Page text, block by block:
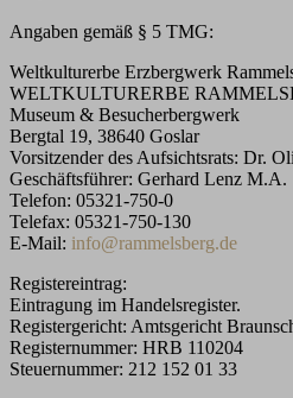
Angaben gemäß § 5 TMG:
Weltkulturerbe Erzbergwerk
WELTKULTURERBE
Museum & Besucherbergwerk
Bergtal 19, 38640 Goslar
Vorsitzender des Aufsichtsrats: Dr.
Geschäftsführer: Gerhard Lenz M.A.
Telefon: 05321-750-0
Telefax: 05321-750-130
E-Mail: info@rammelsberg.de
Registereintrag:
Eintragung im Handelsregister.
Registergericht: Amtsgericht
Registernummer: HRB 110204
Steuernummer: 212 152 01 33